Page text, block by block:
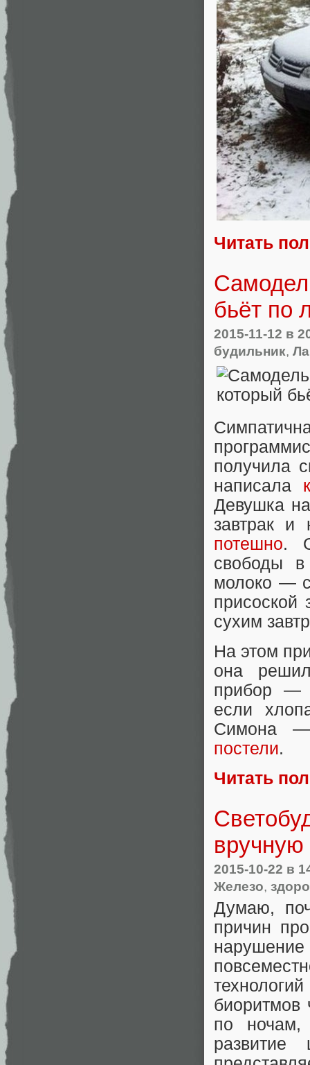
Читать
бьёт по
2015-11-12 в
будильник,
получила
написала
Девушка
завтрак и
потешно.
свободы в
молоко —
присоской
сухим
На этом
она
прибор —
если
постели.
Читать
вручную
2015-10-22 в
Железо,
Думаю,
причин
биоритмов
по ночам,